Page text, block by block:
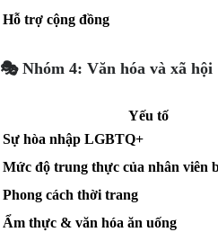
Hỗ trợ cộng đồng
🎭 Nhóm 4: Văn hóa và xã hội
Yếu tố
Sự hòa nhập LGBTQ+
Mức độ trung thực của nhân viên
Phong cách thời trang
Ẩm thực & văn hóa ăn uống